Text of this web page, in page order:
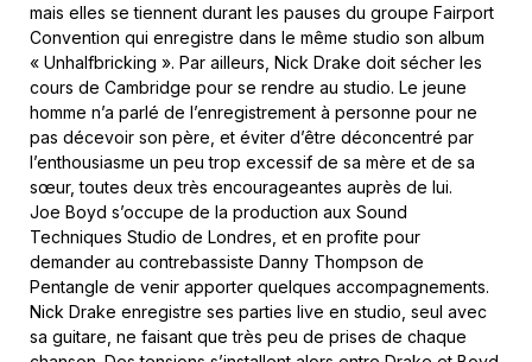
mais elles se tiennent durant les pauses du groupe Fairport
Convention qui enregistre dans le même studio son album
« Unhalfbricking ». Par ailleurs, Nick Drake doit sécher les
cours de Cambridge pour se rendre au studio. Le jeune
homme n’a parlé de l’enregistrement à personne pour ne
pas décevoir son père, et éviter d’être déconcentré par
l’enthousiasme un peu trop excessif de sa mère et de sa
sœur, toutes deux très encourageantes auprès de lui.
Joe Boyd s’occupe de la production aux Sound
Techniques Studio de Londres, et en profite pour
demander au contrebassiste Danny Thompson de
Pentangle de venir apporter quelques accompagnements.
Nick Drake enregistre ses parties live en studio, seul avec
sa guitare, ne faisant que très peu de prises de chaque